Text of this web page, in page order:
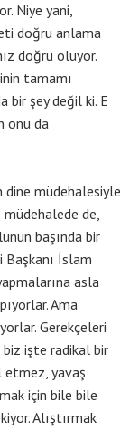
Niye yani,
doğru anlama
doğru oluyor.
tamamı
bir şey değil ki. E
onu da
dine müdehalesiyle
müdehalede de,
başında bir
İslam
asla
Ama
Gerekçeleri
işte radikal bir
etmez, yavaş
için bile bile
Alıştırmak